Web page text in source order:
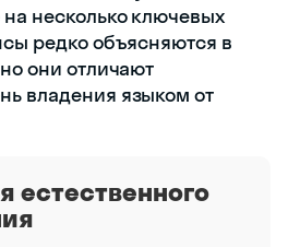
несколько ключевых
редко объясняются в
они отличают
владения языком от
естественного